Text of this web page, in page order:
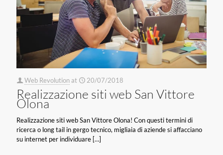
Web Revolutionat 20/07/2018
Realizzazione siti web San Vittore
Olona
Realizzazione siti web San Vittore Olona! Con questi termini di
ricerca o long tail in gergo tecnico, migliaia di aziende si affacciano
su internet per individuare […]